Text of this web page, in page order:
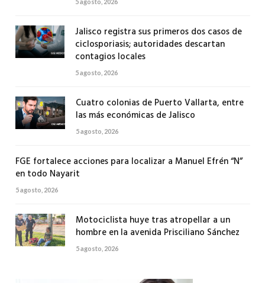
Jalisco registra sus primeros dos casos de
ciclosporiasis; autoridades descartan
contagios locales
5 agosto, 2026
Cuatro colonias de Puerto Vallarta, entre
las más económicas de Jalisco
5 agosto, 2026
FGE fortalece acciones para localizar a Manuel Efrén “N”
en todo Nayarit
5 agosto, 2026
Motociclista huye tras atropellar a un
hombre en la avenida Prisciliano Sánchez
5 agosto, 2026